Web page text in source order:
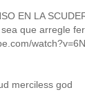
EN LA
que arregle
merciless god